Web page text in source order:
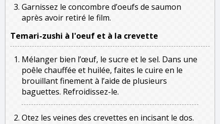
Garnissez le concombre d’oeufs de saumon
après avoir retiré le film.
Temari-zushi à l'oeuf et à la crevette
Mélanger bien l’œuf, le sucre et le sel. Dans une
poêle chauffée et huilée, faites le cuire en le
brouillant finement à l’aide de plusieurs
baguettes. Refroidissez-le.
Otez les veines des crevettes en incisant le dos.